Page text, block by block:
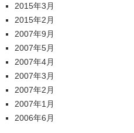
2015年3月
2015年2月
2007年9月
2007年5月
2007年4月
2007年3月
2007年2月
2007年1月
2006年6月